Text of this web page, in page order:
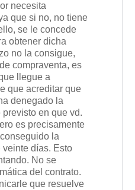
necesita
que si no, no tiene
se le concede
obtener dicha
no la consigue,
compraventa, es
llegue a
que acreditar que
denegado la
en que vd.
es precisamente
la
días. Esto
No se
del contrato.
que resuelve